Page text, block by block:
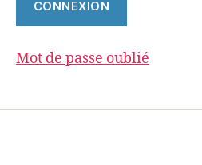
Mot de passe oublié